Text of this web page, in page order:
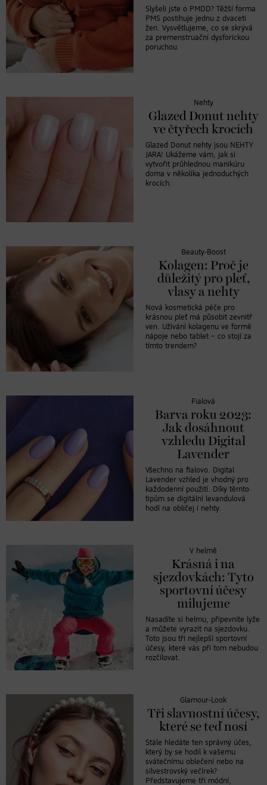
Slyšeli jste o PMDD? Těžší forma
PMS postihuje jednu z dvaceti
žen. Vysvětlujeme, co se skrývá
za premenstruační dysforickou
poruchou.
Nehty
Glazed Donut nehty
ve čtyřech krocích
Glazed Donut nehty jsou NEHTY
JARA! Ukážeme vám, jak si
vytvořit průhlednou manikúru
doma v několika jednoduchých
krocích.
Beauty-Boost
Kolagen: Proč je
důležitý pro pleť,
vlasy a nehty
Nová kosmetická péče pro
krásnou pleť má působit zevnitř
ven. Užívání kolagenu ve formě
nápoje nebo tablet – co stojí za
tímto trendem?
Fialová
Barva roku 2023:
Jak dosáhnout
vzhledu Digital
Lavender
Všechno na fialovo. Digital
Lavender vzhled je vhodný pro
každodenní použití. Díky těmto
tipům se digitální levandulová
hodí na obličej i nehty.
V helmě
Krásná i na
sjezdovkách: Tyto
sportovní účesy
milujeme
Nasadíte si helmu, připevníte lyže
a můžete vyrazit na sjezdovku.
Toto jsou tři nejlepší sportovní
účesy, které vás při tom nebudou
rozčilovat.
Glamour-Look
Tři slavnostní účesy,
které se teď nosí
Stále hledáte ten správný účes,
který by se hodil k vašemu
svátečnímu oblečení nebo na
silvestrovský večírek?
Představujeme tři módní,